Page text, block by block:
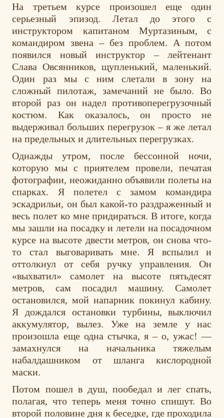
На третьем курсе произошел еще один
серьезный эпизод. Летал до этого с
инструктором капитаном Муртазиным, с
командиром звена – без проблем. А потом
появился новый инструктор – лейтенант
Слава Овсянников, щупленький, маленький.
Один раз мы с ним слетали в зону на
сложный пилотаж, замечаний не было. Во
второй раз он надел противоперегрузочный
костюм. Как оказалось, он просто не
выдерживал больших перегрузок – я же летал
на предельных и длительных перегрузках.
Однажды утром, после бессонной ночи,
которую мы с приятелем провели, печатая
фотографии, неожиданно объявили полеты на
спарках. Я полетел с замом командира
эскадрильи, он был какой-то раздраженный и
весь полет ко мне придираться. В итоге, когда
мы зашли на посадку и летели на посадочном
курсе на высоте двести метров, он снова что-
то стал выговаривать мне. Я вспылил и
оттолкнул от себя ручку управления. Он
«выхватил» самолет на высоте пятьдесят
метров, сам посадил машину. Самолет
остановился, мой напарник покинул кабину.
Я дождался остановки турбины, выключил
аккумулятор, вылез. Уже на земле у нас
произошла еще одна стычка, я – о, ужас! —
замахнулся на начальника тяжелым
набалдашником от шланга кислородной
маски.
Потом пошел в душ, пообедал и лег спать,
полагая, что теперь меня точно спишут. Во
второй половине дня к беседке, где проходила